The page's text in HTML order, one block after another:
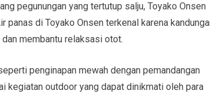
pegunungan yang tertutup salju, Toyako Onsen
panas di Toyako Onsen terkenal karena
membantu relaksasi otot.
penginapan mewah dengan pemandangan
kegiatan outdoor yang dapat dinikmati oleh para